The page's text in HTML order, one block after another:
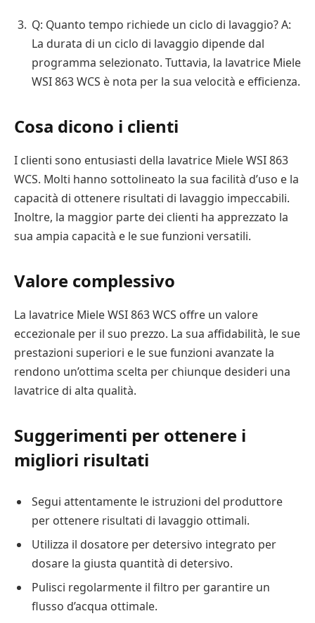
Q: Quanto tempo richiede un ciclo di lavaggio? A:
La durata di un ciclo di lavaggio dipende dal
programma selezionato. Tuttavia, la lavatrice Miele
WSI 863 WCS è nota per la sua velocità e efficienza.
Cosa dicono i clienti
I clienti sono entusiasti della lavatrice Miele WSI 863
WCS. Molti hanno sottolineato la sua facilità d’uso e la
capacità di ottenere risultati di lavaggio impeccabili.
Inoltre, la maggior parte dei clienti ha apprezzato la
sua ampia capacità e le sue funzioni versatili.
Valore complessivo
La lavatrice Miele WSI 863 WCS offre un valore
eccezionale per il suo prezzo. La sua affidabilità, le sue
prestazioni superiori e le sue funzioni avanzate la
rendono un’ottima scelta per chiunque desideri una
lavatrice di alta qualità.
Suggerimenti per ottenere i
migliori risultati
Segui attentamente le istruzioni del produttore
per ottenere risultati di lavaggio ottimali.
Utilizza il dosatore per detersivo integrato per
dosare la giusta quantità di detersivo.
Pulisci regolarmente il filtro per garantire un
flusso d’acqua ottimale.